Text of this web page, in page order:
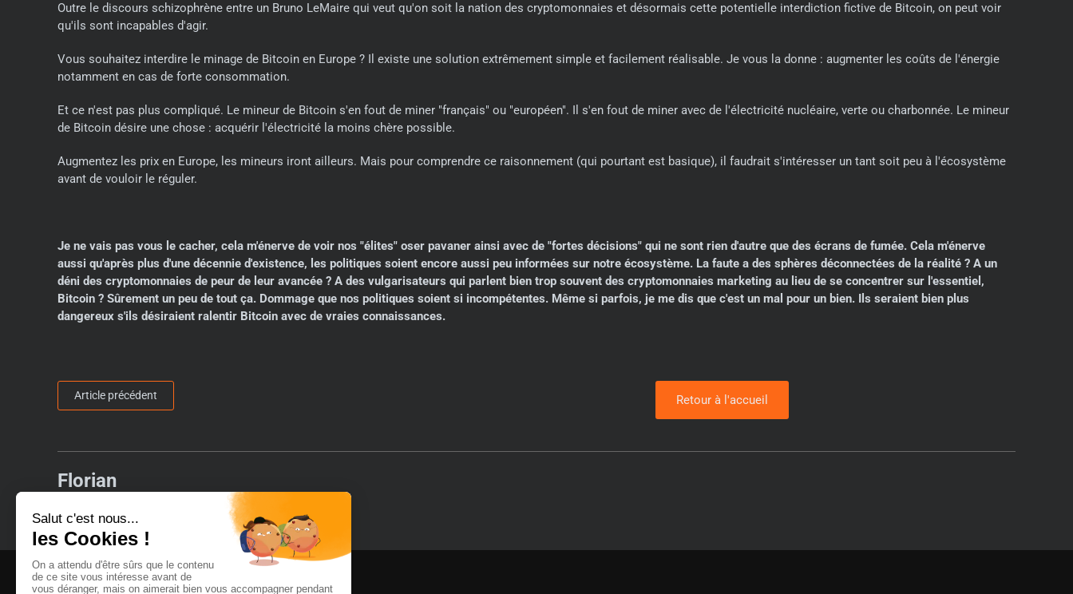
Outre le discours schizophrène entre un Bruno LeMaire qui veut qu'on soit la nation des cryptomonnaies et désormais cette potentielle interdiction fictive de Bitcoin, on peut voir
qu'ils sont incapables d'agir.
Vous souhaitez interdire le minage de Bitcoin en Europe ? Il existe une solution extrêmement simple et facilement réalisable. Je vous la donne : augmenter les coûts de l'énergie
notamment en cas de forte consommation.
Et ce n'est pas plus compliqué. Le mineur de Bitcoin s'en fout de miner "français" ou "européen". Il s'en fout de miner avec de l'électricité nucléaire, verte ou charbonnée. Le mineur
de Bitcoin désire une chose : acquérir l'électricité la moins chère possible.
Augmentez les prix en Europe, les mineurs iront ailleurs. Mais pour comprendre ce raisonnement (qui pourtant est basique), il faudrait s'intéresser un tant soit peu à l'écosystème
avant de vouloir le réguler.
Je ne vais pas vous le cacher, cela m'énerve de voir nos "élites" oser pavaner ainsi avec de "fortes décisions" qui ne sont rien d'autre que des écrans de fumée. Cela m'énerve
aussi qu'après plus d'une décennie d'existence, les politiques soient encore aussi peu informées sur notre écosystème. La faute a des sphères déconnectées de la réalité ? A un
déni des cryptomonnaies de peur de leur avancée ? A des vulgarisateurs qui parlent bien trop souvent des cryptomonnaies marketing au lieu de se concentrer sur l'essentiel,
Bitcoin ? Sûrement un peu de tout ça. Dommage que nos politiques soient si incompétentes. Même si parfois, je me dis que c'est un mal pour un bien. Ils seraient bien plus
dangereux s'ils désiraient ralentir Bitcoin avec de vraies connaissances.
Article précédent Retour à l'accueil
Florian